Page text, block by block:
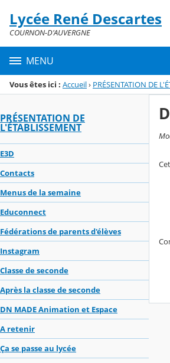
Menu de la rubrique
Contenu
Lycée René Descartes
COURNON-D'AUVERGNE
MENU
Vous êtes ici : Accueil› PRÉSENTATION DE
PRÉSENTATION DE
L'ÉTABLISSEMENT
E3D
Contacts
Menus de la semaine
Educonnect
Fédérations de parents d'élèves
Instagram
Classe de seconde
Après la classe de seconde
DN MADE Animation et Espace
A retenir
Ça se passe au lycée